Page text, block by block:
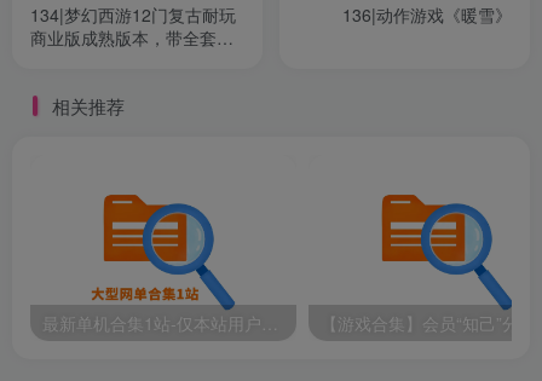
134|梦幻西游12门复古耐玩
商业版成熟版本，带全套源
136|动作游戏《暖雪》
相关推荐